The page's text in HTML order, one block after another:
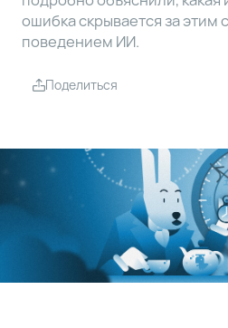
складываются
в кольцо
Зачем это
игрушечная
Возвращаемся
к иероглифам
Поделиться
ошибка скрывается за этим
поведением ИИ.